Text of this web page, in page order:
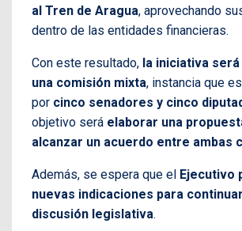
al Tren de Aragua, aprovechando
dentro de las entidades financieras.
Con este resultado, la iniciativa
una comisión mixta, instancia que
por cinco senadores y cinco
objetivo será elaborar una
alcanzar un acuerdo entre ambas
Además, se espera que el Ejecutivo
nuevas indicaciones para
discusión legislativa.